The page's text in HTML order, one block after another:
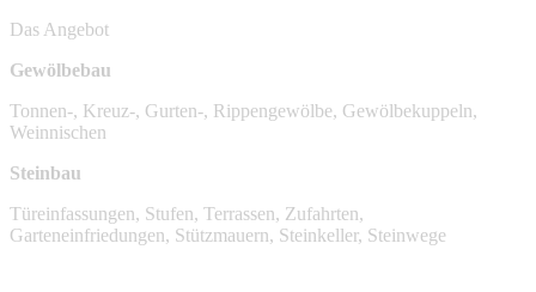
Das Angebot
Gewölbebau
Tonnen-, Kreuz-, Gurten-, Rippengewölbe, Gewölbekuppeln,
Weinnischen
Steinbau
Türeinfassungen, Stufen, Terrassen, Zufahrten,
Garteneinfriedungen, Stützmauern, Steinkeller, Steinwege